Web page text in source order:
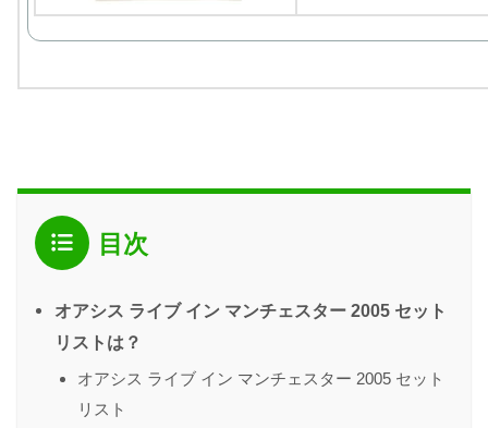
目次
オアシス ライブ イン マンチェスター 2005 セット
リストは？
オアシス ライブ イン マンチェスター 2005 セット
リスト